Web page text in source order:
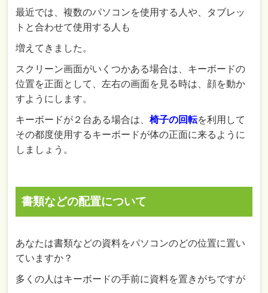
最近では、複数のパソコンを使用する人や、タブレッ
トと合わせて使用する人も
増えてきました。
スクリーン画面がいくつかある場合は、キーボードの
位置を正面として、左右の画面を見る時は、顔を動か
すようにします。
キーボードが２台ある場合は、椅子の回転を利用して
その都度使用するキーボードが体の正面に来るように
しましょう。
書類などの配置について
あなたは書類などの資料をパソコンのどの位置に置い
ていますか？
多くの人はキーボードの手前に資料を置きがちですが